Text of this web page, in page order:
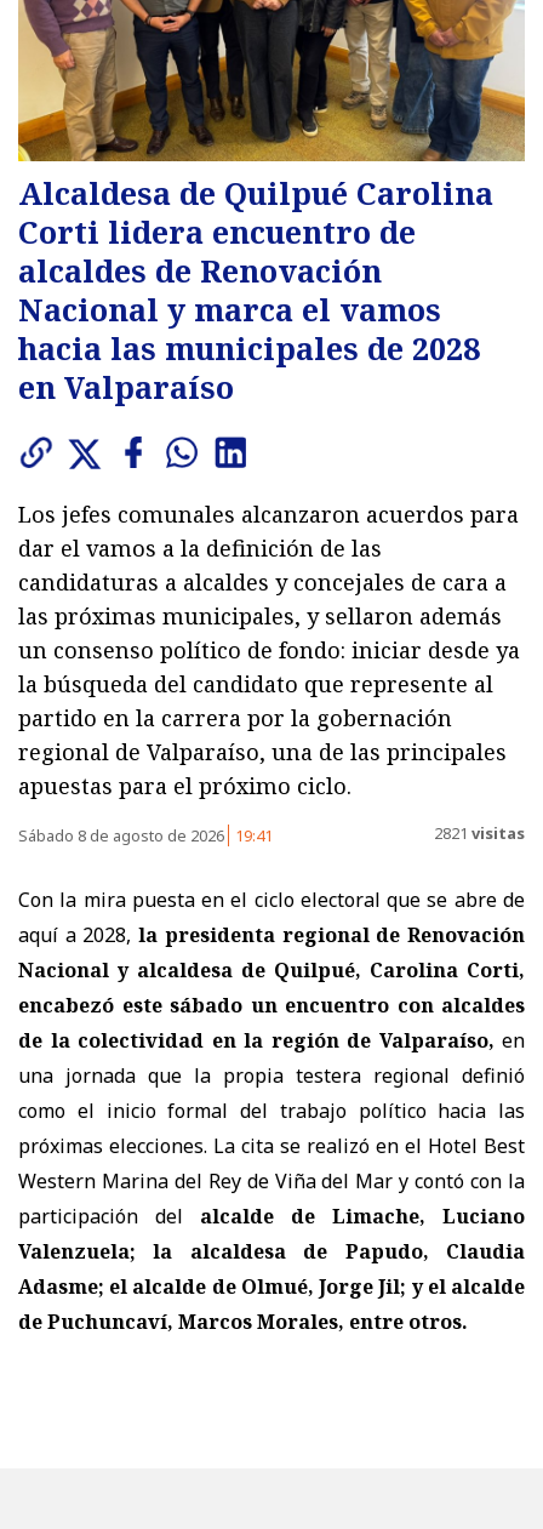
Alcaldesa de Quilpué Carolina
Corti lidera encuentro de
alcaldes de Renovación
Nacional y marca el vamos
hacia las municipales de 2028
en Valparaíso
Los jefes comunales alcanzaron acuerdos para
dar el vamos a la definición de las
candidaturas a alcaldes y concejales de cara a
las próximas municipales, y sellaron además
un consenso político de fondo: iniciar desde ya
la búsqueda del candidato que represente al
partido en la carrera por la gobernación
regional de Valparaíso, una de las principales
apuestas para el próximo ciclo.
Sábado 8 de agosto de 2026 19:41 2821 visitas
Con la mira puesta en el ciclo electoral que se abre de
aquí a 2028,la presidenta regional de Renovación
Nacional y alcaldesa de Quilpué, Carolina Corti,
encabezó este sábado un encuentro con alcaldes
de la colectividad en la región de Valparaíso, en
una jornada que la propia testera regional definió
como el inicio formal del trabajo político hacia las
próximas elecciones. La cita se realizó en el Hotel Best
Western Marina del Rey de Viña del Mar y contó con la
participación del alcalde de Limache, Luciano
Valenzuela; la alcaldesa de Papudo, Claudia
Adasme; el alcalde de Olmué, Jorge Jil; y el alcalde
de Puchuncaví, Marcos Morales, entre otros.